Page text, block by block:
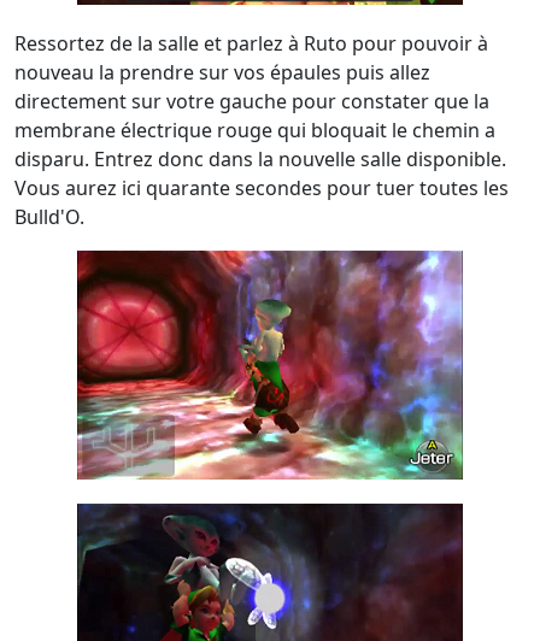
Ressortez de la salle et parlez à Ruto pour pouvoir à
nouveau la prendre sur vos épaules puis allez
directement sur votre gauche pour constater que la
membrane électrique rouge qui bloquait le chemin a
disparu. Entrez donc dans la nouvelle salle disponible.
Vous aurez ici quarante secondes pour tuer toutes les
Bulld'O.